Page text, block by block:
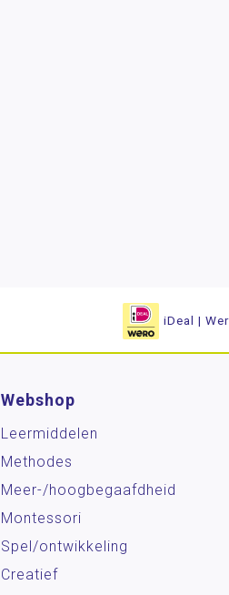
iDeal |
Webshop
Leermiddelen
Methodes
Meer-/hoog­begaafdheid
Montessori
Spel/ontwikkeling
Creatief